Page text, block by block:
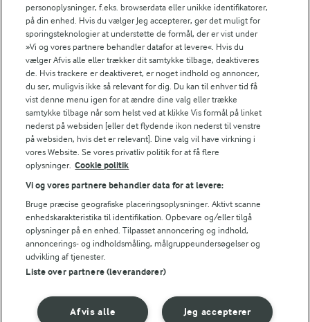
Protein:
11,3 g
Fedt:
38,2 g
Kulhydrat:
25,1 g
2 TIMER
Hindbærsalat med ostespecier
(5)
LAKTOSEFRI MADLAVNING
personoplysninger, f.eks. browserdata eller unikke identifikatorer,
på din enhed. Hvis du vælger Jeg accepterer, gør det muligt for
sporingsteknologier at understøtte de formål, der er vist under
»Vi og vores partnere behandler datafor at levere«. Hvis du
vælger Afvis alle eller trækker dit samtykke tilbage, deaktiveres
de. Hvis trackere er deaktiveret, er noget indhold og annoncer,
du ser, muligvis ikke så relevant for dig. Du kan til enhver tid få
vist denne menu igen for at ændre dine valg eller trække
samtykke tilbage når som helst ved at klikke Vis formål på linket
nederst på websiden [eller det flydende ikon nederst til venstre
på websiden, hvis det er relevant]. Dine valg vil have virkning i
vores Website. Se vores privatliv politik for at få flere
oplysninger. Cookie politik
Vi og vores partnere behandler data for at levere:
Bruge præcise geografiske placeringsoplysninger. Aktivt scanne
enhedskarakteristika til identifikation. Opbevare og/eller tilgå
oplysninger på en enhed. Tilpasset annoncering og indhold,
annoncerings- og indholdsmåling, målgruppeundersøgelser og
udvikling af tjenester.
Liste over partnere (leverandører)
Jeg accepterer
Afvis alle